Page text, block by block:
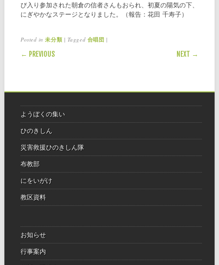
び入り参加された朝倉の信者さんもおられ、初夏の陽気の下、
にぎやかなステージとなりました。（報告：花田 千寿子）
Posted in未分類 | Tagged 合唱団 |
POST NAVIGATION
← PREVIOUS NEXT →
ようぼくの集い
ひのきしん
災害救援ひのきしん隊
布教部
にをいがけ
教区資料
お知らせ
行事案内